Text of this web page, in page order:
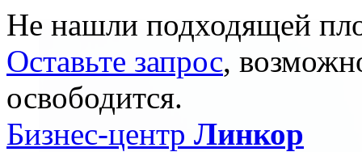
Не нашли подходящей
Оставьте запрос,
освободится.
Бизнеc-центр Линкор